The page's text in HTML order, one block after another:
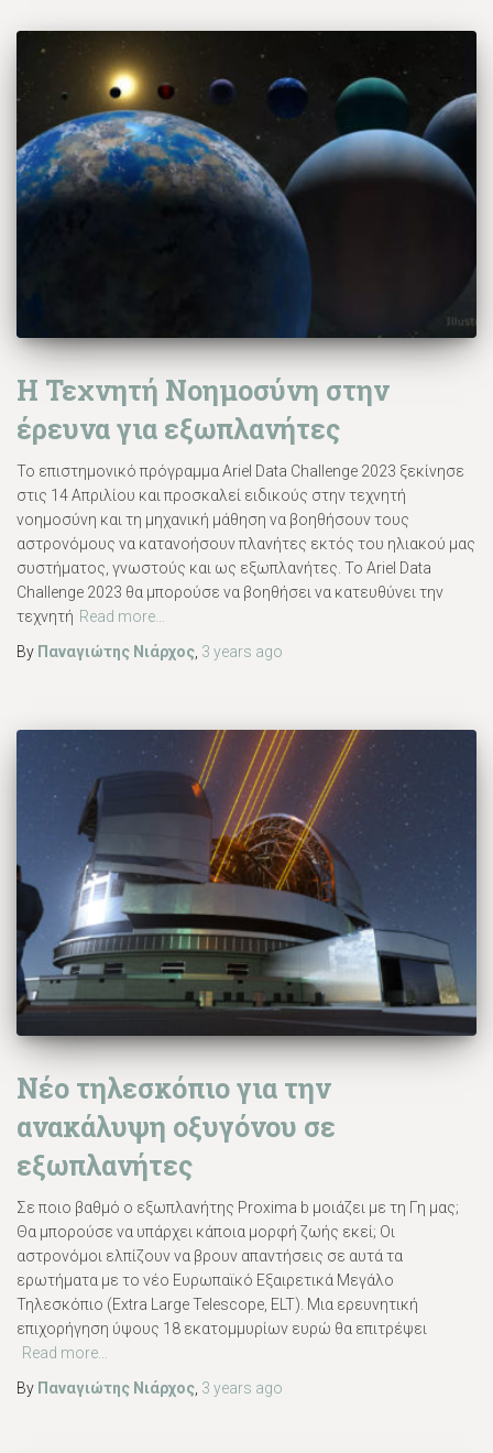
H Τεχνητή Nοημοσύνη στην
έρευνα για εξωπλανήτες
Το επιστημονικό πρόγραμμα Ariel Data Challenge 2023 ξεκίνησε
στις 14 Απριλίου και προσκαλεί ειδικούς στην τεχνητή
νοημοσύνη και τη μηχανική μάθηση να βοηθήσουν τους
αστρονόμους να κατανοήσουν πλανήτες εκτός του ηλιακού μας
συστήματος, γνωστούς και ως εξωπλανήτες. Το Ariel Data
Challenge 2023 θα μπορούσε να βοηθήσει να κατευθύνει την
τεχνητή Read more…
By Παναγιώτης Νιάρχος 3 years ago
Νέο τηλεσκόπιο για την
ανακάλυψη οξυγόνου σε
εξωπλανήτες
Σε ποιο βαθμό ο εξωπλανήτης Proxima b μοιάζει με τη Γη μας;
Θα μπορούσε να υπάρχει κάποια μορφή ζωής εκεί; Οι
αστρονόμοι ελπίζουν να βρουν απαντήσεις σε αυτά τα
ερωτήματα με το νέο Ευρωπαϊκό Εξαιρετικά Μεγάλο
Τηλεσκόπιο (Extra Large Telescope, ELT). Μια ερευνητική
επιχορήγηση ύψους 18 εκατομμυρίων ευρώ θα επιτρέψει
Read more…
By Παναγιώτης Νιάρχος, 3 years ago